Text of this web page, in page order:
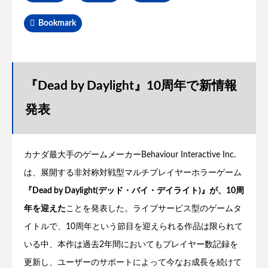
Bookmark
『Dead by Daylight』10周年で新情報
発表
カナダ最大手のゲームメーカーBehaviour Interactive Inc.
は、展開する非対称対戦型マルチプレイヤーホラーゲーム
『Dead by Daylight(デッド・バイ・デイライト)』が、10周
年を迎えたことを発表した。ライブサービス型のゲームタ
イトルで、10周年という節目を迎えられる作品は限られて
いる中、本作は過去2年間においてもプレイヤー数記録を
更新し、ユーザーのサポートによって今なお成長を続けて